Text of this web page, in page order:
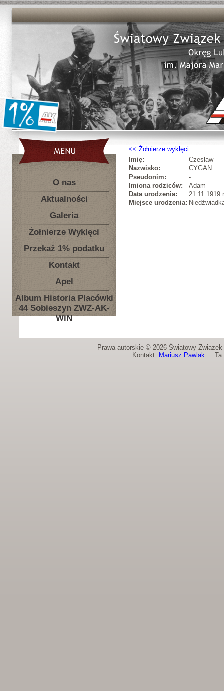
O nas
Aktualności
Galeria
Żołnierze Wyklęci
Przekaż 1% podatku
Kontakt
Apel
Album Historia Placówki
44 Sobieszyn ZWZ-AK-
WiN
Żołnierze wyklęci
Imię:
Czesław
Nazwisko:
CYGAN
Pseudonim:
-
Imiona rodziców:
Adam
Data urodzenia:
21.11.1919
Miejsce urodzenia:
Prawa autorskie © 2026 Światowy
Kontakt: Mariusz PawlakTa